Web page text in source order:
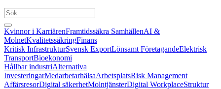
Kvinnor i KarriärenFramtidssäkra SamhällenAI &
MolnetKvalitetssäkringFinans
Kritisk InfrastrukturSvensk ExportLönsamt FöretagandeElektrisk
TransportBioekonomi
Hållbar industriAlternativa
InvesteringarMedarbetarhälsaArbetsplatsRisk Management
AffärsresorDigital säkerhetMolntjänsterDigital WorkplaceStruktur